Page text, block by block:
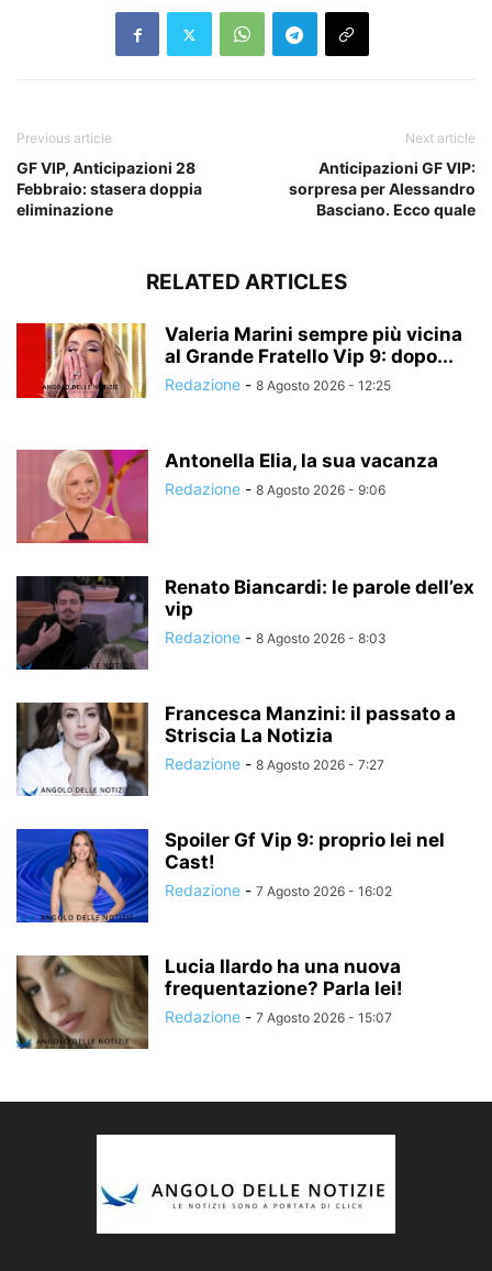
Previous article
GF VIP, Anticipazioni 28
Febbraio: stasera doppia
eliminazione
Next article
Anticipazioni GF VIP:
sorpresa per Alessandro
Basciano. Ecco quale
RELATED ARTICLES
Valeria Marini sempre più vicina
al Grande Fratello Vip 9: dopo...
Redazione - 8 Agosto 2026 - 12:25
Antonella Elia, la sua vacanza
Redazione - 8 Agosto 2026 - 9:06
Renato Biancardi: le parole dell’ex
vip
Redazione - 8 Agosto 2026 - 8:03
Francesca Manzini: il passato a
Striscia La Notizia
Redazione - 8 Agosto 2026 - 7:27
Spoiler Gf Vip 9: proprio lei nel
Cast!
Redazione - 7 Agosto 2026 - 16:02
Lucia Ilardo ha una nuova
frequentazione? Parla lei!
Redazione - 7 Agosto 2026 - 15:07